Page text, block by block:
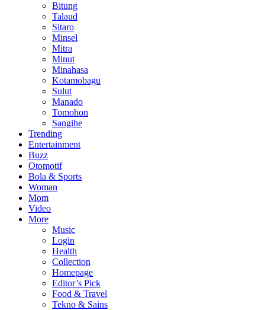
Bitung
Talaud
Sitaro
Minsel
Mitra
Minut
Minahasa
Kotamobagu
Sulut
Manado
Tomohon
Sangihe
Trending
Entertainment
Buzz
Otomotif
Bola & Sports
Woman
Mom
Video
More
Music
Login
Health
Collection
Homepage
Editor’s Pick
Food & Travel
Tekno & Sains